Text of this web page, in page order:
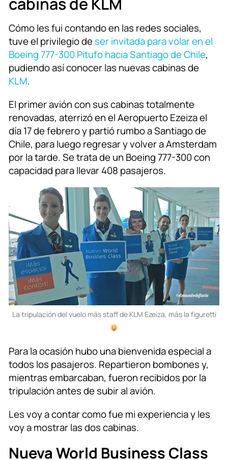
Cómo les fui contando en las redes sociales,
tuve el privilegio deser invitada para volar en el
Boeing 777-300 Pitufo hacia Santiago de Chile,
pudiendo así conocer las nuevas cabinas de
KLM.
El primer avión con sus cabinas totalmente
renovadas, aterrizó en el Aeropuerto Ezeiza el
día 17 de febrero y partió rumbo a Santiago de
Chile, para luego regresar y volver a Amsterdam
por la tarde. Se trata de un Boeing 777-300 con
capacidad para llevar 408 pasajeros.
La tripulación del vuelo más staff de KLM Ezeiza, más la figuretti
Para la ocasión hubo una bienvenida especial a
todos los pasajeros. Repartieron bombones y,
mientras embarcaban, fueron recibidos por la
tripulación antes de subir al avión.
Les voy a contar como fue mi experiencia y les
voy a mostrar las dos cabinas.
Nueva World Business Class